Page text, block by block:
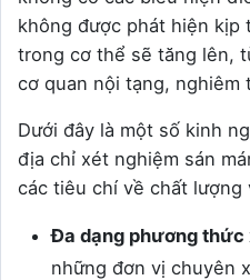
không được phát hiện kịp
trong cơ thể sẽ tăng lên,
cơ quan nội tạng, nghiêm
Dưới đây là một số kinh
địa chỉ xét nghiệm sán
các tiêu chí về chất lượng
Đa dạng phương thức
những đơn vị chuyên